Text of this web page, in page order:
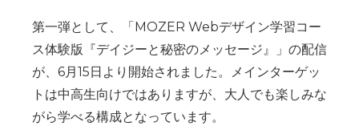
第一弾として、「MOZER Webデザイン学習コー
ス体験版『デイジーと秘密のメッセージ』」の配信
が、6月15日より開始されました。メインターゲッ
トは中高生向けではありますが、大人でも楽しみな
がら学べる構成となっています。